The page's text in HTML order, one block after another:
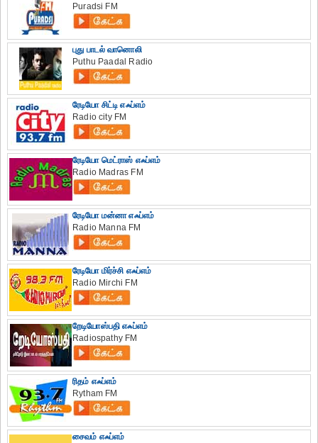
Puradsi FM
புது பாடல் வானொலி
Puthu Paadal Radio
ரேடியோ சிட்டி எஃப்எம்
Radio city FM
ரேடியோ மெட்ராஸ் எஃப்எம்
Radio Madras FM
ரேடியோ மன்னா எஃப்எம்
Radio Manna FM
ரேடியோ மிர்ச்சி எஃப்எம்
Radio Mirchi FM
றேடியோஸ்பதி எஃப்எம்
Radiospathy FM
ரிதம் எஃப்எம்
Rytham FM
சைவம் எஃப்எம்